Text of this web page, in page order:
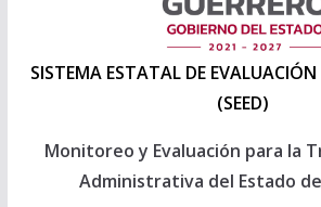
SISTEMA ESTATAL DE EVALUACIÓN
(SEED)
Monitoreo y Evaluación para la
Administrativa del Estado